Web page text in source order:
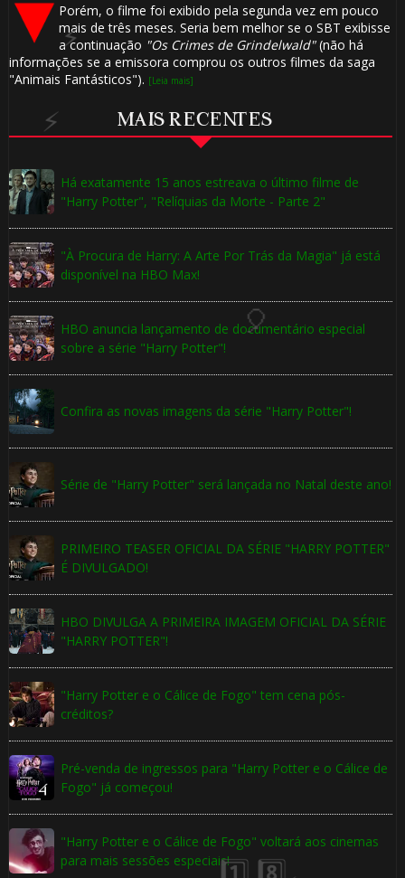
Porém, o filme foi exibido pela segunda vez em pouco
mais de três meses. Seria bem melhor se o SBT exibisse
a continuação "Os Crimes de Grindelwald"(não há
informações se a emissora comprou os outros filmes da saga
"Animais Fantásticos"). [Leia mais]
MAIS RECENTES
Há exatamente 15 anos estreava o último filme de
"Harry Potter", "Relíquias da Morte - Parte 2"
"À Procura de Harry: A Arte Por Trás da Magia" já está
disponível na HBO Max!
HBO anuncia lançamento de documentário especial
sobre a série "Harry Potter"!
Confira as novas imagens da série "Harry Potter"!
Série de "Harry Potter" será lançada no Natal deste ano!
PRIMEIRO TEASER OFICIAL DA SÉRIE "HARRY POTTER"
É DIVULGADO!
HBO DIVULGA A PRIMEIRA IMAGEM OFICIAL DA SÉRIE
"HARRY POTTER"!
"Harry Potter e o Cálice de Fogo" tem cena pós-
créditos?
Pré-venda de ingressos para "Harry Potter e o Cálice de
Fogo" já começou!
"Harry Potter e o Cálice de Fogo" voltará aos cinemas
para mais sessões especiais!
⚡
🎈
🎂
⚡